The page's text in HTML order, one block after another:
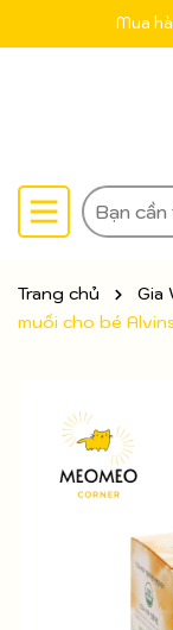
Mua
Trang chủ Gia
muối cho bé